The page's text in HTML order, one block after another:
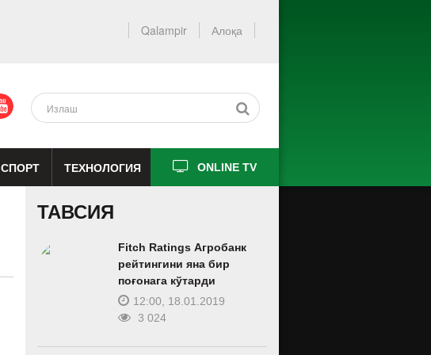
Алоқа
Qalampir
СПОРТ ТЕХНОЛОГИЯ ONLINE TV
ТАВСИЯ
Fitch Ratings Агробанк
рейтингини яна бир
поғонага кўтарди
12:00, 18.01.2019
3 024